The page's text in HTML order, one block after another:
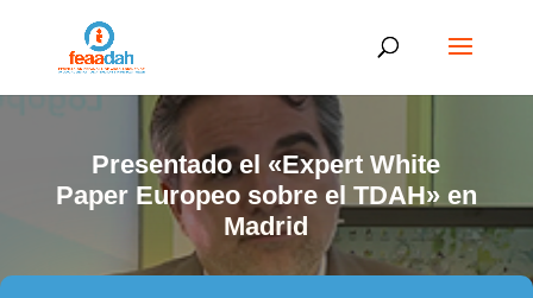
Presentado el «Expert White
Paper Europeo sobre el TDAH» en
Madrid